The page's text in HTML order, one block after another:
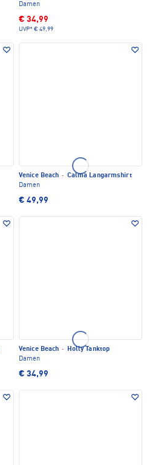
Damen
€ 34,99
UVP* € 49,99
Venice Beach · Calma Langarmshirt
Damen
€ 49,99
Venice Beach ·
Holly Tanktop
Damen
€ 34,99